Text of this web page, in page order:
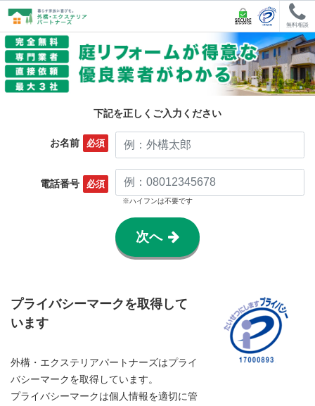
無料相談
下記を正しくご入力ください
お名前 必須
電話番号 必須
※ハイフンは不要です
次へ
プライバシーマークを取得して
います
外構・エクステリアパートナーズはプライ
バシーマークを取得しています。
プライバシーマークは個人情報を適切に管